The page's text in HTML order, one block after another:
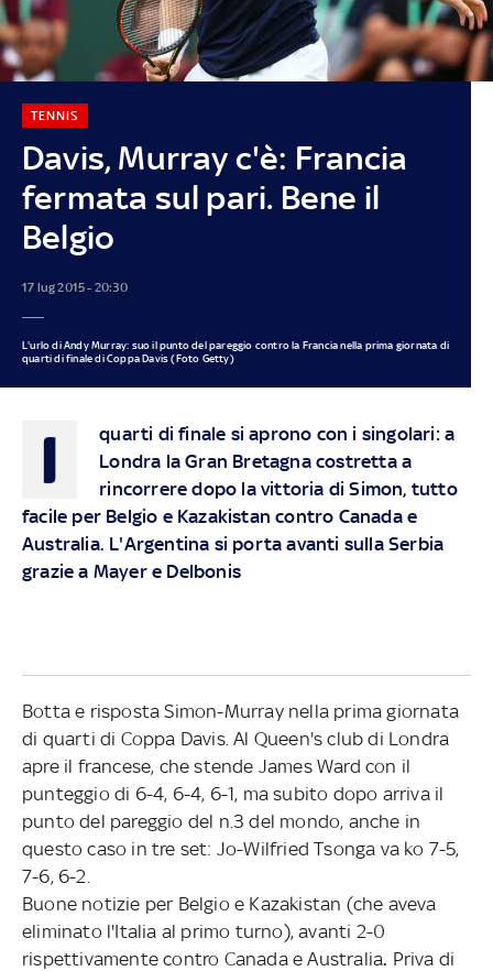
Davis, Murray c'è: Francia
fermata sul pari. Bene il
Belgio
TENNIS
17 lug 2015 - 20:30
L'urlo di Andy Murray: suo il punto del pareggio contro la Francia nella prima giornata di
quarti di finale di Coppa Davis (Foto Getty)
I
quarti di finale si aprono con i singolari: a
Londra la Gran Bretagna costretta a
rincorrere dopo la vittoria di Simon, tutto
facile per Belgio e Kazakistan contro Canada e
Australia. L'Argentina si porta avanti sulla Serbia
grazie a Mayer e Delbonis
Botta e risposta Simon-Murray nella prima giornata
di quarti di Coppa Davis. Al Queen's club di Londra
apre il francese, che stende James Ward con il
punteggio di 6-4, 6-4, 6-1, ma subito dopo arriva il
punto del pareggio del n.3 del mondo, anche in
questo caso in tre set: Jo-Wilfried Tsonga va ko 7-5,
7-6, 6-2.
Buone notizie per Belgio e Kazakistan (che aveva
eliminato l'Italia al primo turno), avanti 2-0
rispettivamente contro Canada e Australia. Priva di